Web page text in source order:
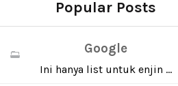
Popular Posts
Google
Ini hanya list untuk enjin ...